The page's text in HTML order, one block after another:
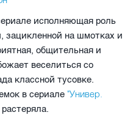
исполняющая роль
на шмотках и
общительная и
веселиться со
классной тусовке.
в сериале "Универ.